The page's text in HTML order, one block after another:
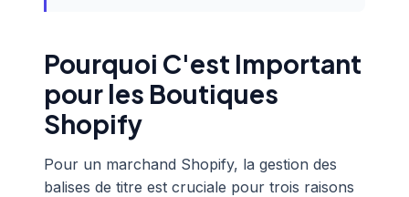
Pourquoi C'est Important
pour les Boutiques
Shopify
Pour un marchand Shopify, la gestion des
balises de titre est cruciale pour trois raisons